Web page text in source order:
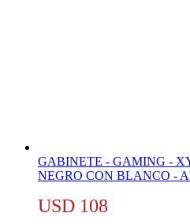
GABINETE - GAMING -
NEGRO CON BLANCO -
USD 108